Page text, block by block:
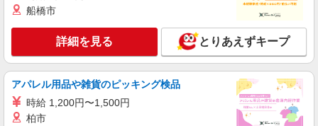
時給1,250円〜1,500円 ★週払いOK（規定あ
り） ※給与幅は経験・能力による
長野県松本市 【最寄駅】南松本駅 ★勤務地は
3000ヶ所以上★ 自宅から通いやすいエリアなど、
お好きな勤務地をお選び下さい！！
キープ 詳細を見る
派遣社員
船橋市
詳細を見る とりあえずキープ
アパレル用品や雑貨のピッキング検品
時給 1,200円〜1,500円
柏市